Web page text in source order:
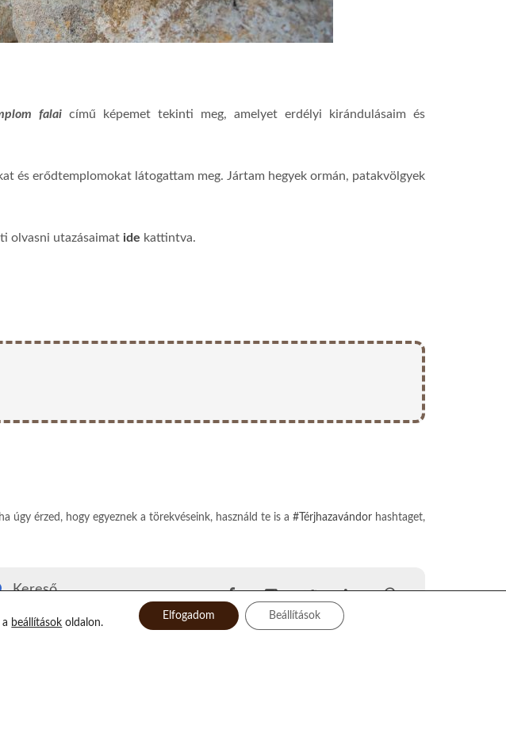
falai című képemet tekinti meg, amelyet erdélyi kirándulásaim és
és erődtemplomokat látogattam meg. Jártam hegyek ormán, patakvölgyek
olvasni utazásaimat ide kattintva.
úgy érzed, hogy egyeznek a törekvéseink, használd te is a #Térjhazavándor hashtaget,
Kereső
Rólam
FacebookInstagramTwitterLinkedIn
beállítások oldalon.
Elfogadom Beállítások